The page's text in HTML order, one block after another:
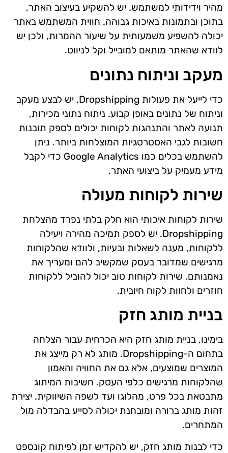
מהיר וידידותי למשתמש. יש להשקיע בעיצוב האתר,
בתוכן ובתמונות באיכות גבוהה. חווית המשתמש באתר
יכולה להשפיע משמעותית על שיעור ההמרות, ולכן יש
לוודא שהאתר מותאם למובייל וקל לניווט.
מעקב וניתוח נתונים
כדי לייעל את פעולות Dropshipping, יש לבצע מעקב
וניתוח של נתונים באופן קבוע. ניתוח נתוני מכירות,
תנועה לאתר והתנהגות לקוחות יכולים לספק תובנות
חשובות לגבי האסטרטגיות המוצלחות ביותר. ניתן
להשתמש בכלים כמו Google Analytics כדי לקבל
מידע מעמיק על ביצועי האתר.
שירות לקוחות מעולה
שירות לקוחות איכותי הוא חלק בלתי נפרד מהצלחת
Dropshipping. יש לספק תמיכה מהירה ויעילה
ללקוחות, מענה לשאלות ובעיות, ולוודא שהלקוחות
מרגישים שמדובר בעסק שמקשיב להם ומעריך את
נאמנותם. שירות לקוחות טוב יכול להוביל ללקוחות
חוזרים ולחוות לקוח חיובית.
בניית מותג חזק
בימינו, בניית מותג חזק היא הכרחית עבור הצלחה
בתחום ה-Dropshipping. מותג לא רק מייצג את
המוצרים שמוצעים, אלא גם את החוויה והאמון
שהלקוחות מרגישים כלפי העסק. חשיבות המיתוג
מתבטאת בכל פרט, מהלוגו ועד לשפה השיווקית. יצירת
זהות מותג ברורה ומובחנת יכולה לסייע בהבדלה מול
המתחרים.
כדי לבנות מותג חזק, יש להקדיש זמן לפיתוח קונספט